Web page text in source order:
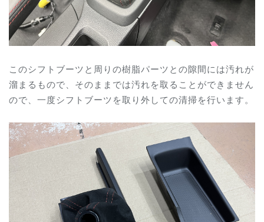
このシフトブーツと周りの樹脂パーツとの隙間には汚れが
溜まるもので、そのままでは汚れを取ることができません
ので、一度シフトブーツを取り外しての清掃を行います。